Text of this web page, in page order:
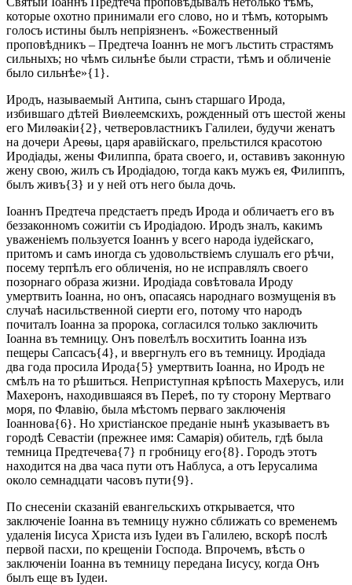
которые охотно принимали его слово, но и тѣмъ, которымъ
голосъ истины былъ непріязненъ. «Божественный
проповѣдникъ – Предтеча Іоаннъ не могъ льстить страстямъ
сильныхъ; но чѣмъ сильнѣе были страсти, тѣмъ и обличеніе
было сильнѣе»{1}.
Иродъ, называемый Антипа, сынъ старшаго Ирода,
избившаго дѣтей Виѳлеемскихъ, рожденный отъ шестой жены
его Милѳакіи{2}, четверовластникъ Галилеи, будучи женатъ
на дочери Ареѳы, царя аравійскаго, прельстился красотою
Иродіады, жены Филиппа, брата своего, и, оставивъ законную
жену свою, жилъ съ Иродіадою, тогда какъ мужъ ея, Филиппъ,
былъ живъ{3} и у ней отъ него была дочь.
Іоаннъ Предтеча предстаетъ предъ Ирода и обличаетъ его въ
беззаконномъ сожитіи съ Иродіадою. Иродъ зналъ, какимъ
уваженіемъ пользуется Іоаннъ у всего народа іудейскаго,
притомъ и самъ иногда съ удовольствіемъ слушалъ его рѣчи,
посему терпѣлъ его обличенія, но не исправлялъ своего
позорнаго образа жизни. Иродіада совѣтовала Ироду
умертвить Іоанна, но онъ, опасаясь народнаго возмущенія въ
случаѣ насильственной сиерти его, потому что народъ
почиталъ Іоанна за пророка, согласился только заключить
Іоанна въ темницу. Онъ повелѣлъ восхитить Іоанна изъ
пещеры Сапсасъ{4}, и ввергнулъ его въ темницу. Иродіада
два года просила Ирода{5} умертвить Іоанна, но Иродъ не
смѣлъ на то рѣшиться. Неприступная крѣпость Махерусъ, или
Махеронъ, находившаяся въ Переѣ, по ту сторону Мертваго
моря, по Флавію, была мѣстомъ перваго заключенія
Іоаннова{6}. Но христіанское преданіе нынѣ указываетъ въ
городѣ Севастіи (прежнее имя: Самарія) обитель, гдѣ была
темница Предтечева{7} п гробницу его{8}. Городъ этотъ
находится на два часа пути отъ Наблуса, а отъ Іерусалима
около семнадцати часовъ пути{9}.
По снесеніи сказаній евангельскихъ открывается, что
заключеніе Іоанна въ темницу нужно сближать со временемъ
удаленія Іисуса Христа изъ Іудеи въ Галилею, вскорѣ послѣ
первой пасхи, по крещеніи Господа. Впрочемъ, вѣсть о
заключеніи Іоанна въ темницу передана Іисусу, когда Онъ
былъ еще въ Іудеи.